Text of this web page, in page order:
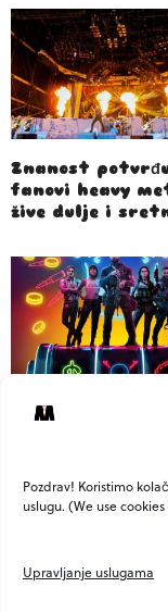
Pozdrav! Koristimo
uslugu. (We use
Upravljanje uslugama
Znanost
fanovi heavy
žive dulje i
Gledali smo